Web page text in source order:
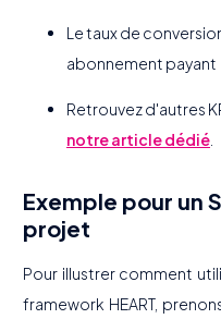
Le taux de
abonnement payant
Retrouvez d'autres
notre article dédié
Exemple pour un
projet
Pour illustrer comment
framework HEART,